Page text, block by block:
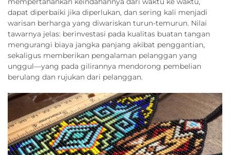
dapat diperbaiki jika diperlukan, dan sering kali menjadi
warisan berharga yang diwariskan turun-temurun. Nilai
tawarnya jelas: berinvestasi pada kualitas buatan tangan
mengurangi biaya jangka panjang akibat penggantian,
sekaligus memberikan pengalaman pelanggan yang
unggul—yang pada gilirannya mendorong pembelian
berulang dan rujukan dari pelanggan.